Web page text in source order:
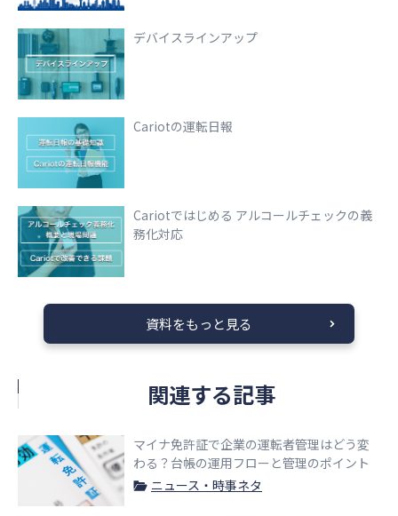
デバイスラインアップ
Cariotの運転日報
Cariotではじめる アルコールチェックの義
務化対応
資料をもっと見る
関連する記事
マイナ免許証で企業の運転者管理はどう変
わる？台帳の運用フローと管理のポイント
ニュース・時事ネタ